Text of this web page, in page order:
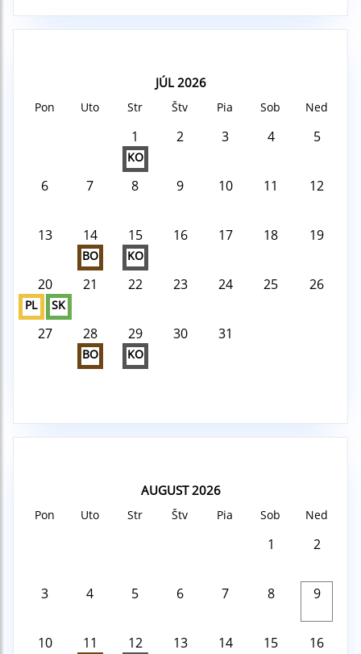
JÚL 2026
Pon Uto Str Štv Pia Sob Ned
1
KO
2 3 4 5
6 7 8 9 10 11 12
13 14
BO
15
KO
16 17 18 19
20
PL SK
21 22 23 24 25 26
27 28
BO
29
KO
30 31
AUGUST 2026
Pon Uto Str Štv Pia Sob Ned
1 2
3 4 5 6 7 8 9
10 11 12 13 14 15 16